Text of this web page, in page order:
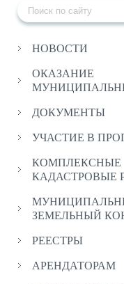
НОВОСТИ
ОКАЗАНИЕ
ДОКУМЕНТЫ
УЧАСТИЕ В
КОМПЛЕКСНЫЕ
КАДАСТРОВЫЕ
ЗЕМЕЛЬНЫЙ
РЕЕСТРЫ
АРЕНДАТОРАМ